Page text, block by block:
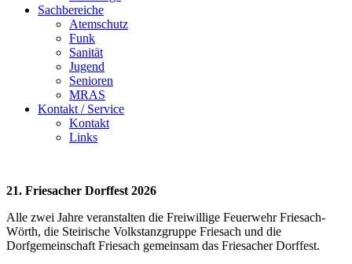
Sachbereiche
Atemschutz
Funk
Sanität
Jugend
Senioren
MRAS
Kontakt / Service
Kontakt
Links
21. Friesacher Dorffest 2026
Alle zwei Jahre veranstalten die Freiwillige Feuerwehr Friesach-
Wörth, die Steirische Volkstanzgruppe Friesach und die
Dorfgemeinschaft Friesach gemeinsam das Friesacher Dorffest.